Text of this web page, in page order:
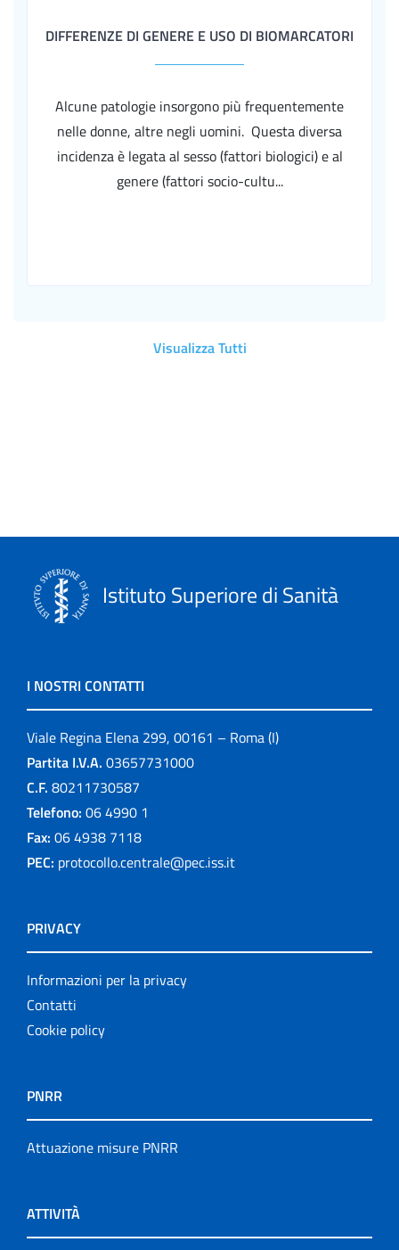
DIFFERENZE DI GENERE E USO DI BIOMARCATORI
Alcune patologie insorgono più frequentemente
nelle donne, altre negli uomini. Questa diversa
incidenza è legata al sesso (fattori biologici) e al
genere (fattori socio-cultu...
Visualizza Tutti
Istituto Superiore di Sanità
I NOSTRI CONTATTI
Viale Regina Elena 299, 00161 – Roma (I)
Partita I.V.A. 03657731000
C.F. 80211730587
Telefono: 06 4990 1
Fax: 06 4938 7118
PEC: protocollo.centrale@pec.iss.it
PRIVACY
Informazioni per la privacy
Contatti
Cookie policy
PNRR
Attuazione misure PNRR
ATTIVITÀ